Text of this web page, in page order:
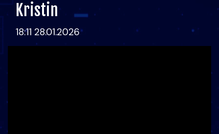
Kristin
18:11 28.01.2026